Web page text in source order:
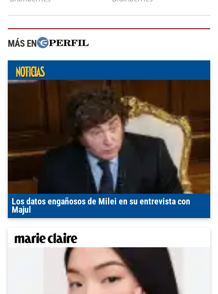
MÁS EN
Los datos engañosos de Milei en su entrevista con
Majul